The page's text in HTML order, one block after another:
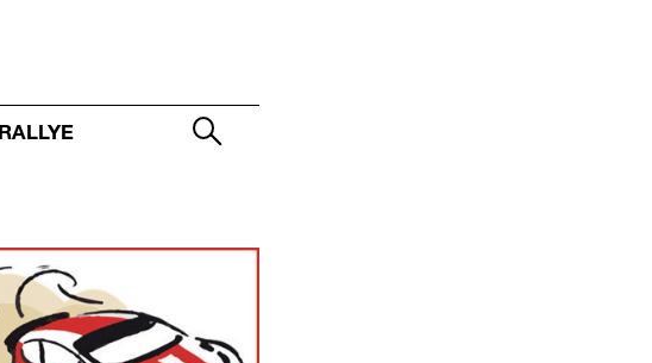
RALLYE